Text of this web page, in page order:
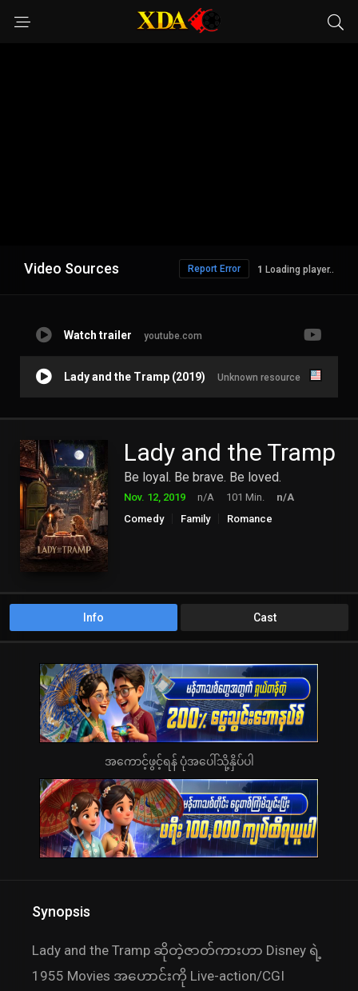
Video Sources Loading player..
Report Error
Watch trailer youtube.com
Lady and the Tramp (2019) Unknown resource
Lady and the Tramp
Be loyal. Be brave. Be loved.
Nov. 12, 2019 n/A 101 Min.
n/A
Comedy
Family Romance
Info Cast
အကောင့်ဖွင့်ရန် ပုံအပေါ်သို့နှိပ်ပါ
Synopsis
Lady and the Tramp ဆိုတဲ့ဇာတ်ကားဟာ Disney ရဲ့
1955 Movies အဟောင်းကို Live-action/CGI